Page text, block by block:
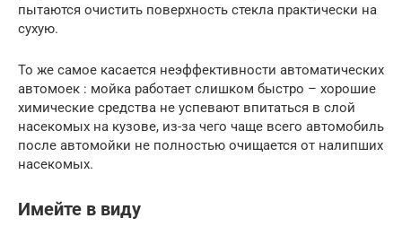
пытаются очистить поверхность стекла практически на
сухую.
То же самое касается неэффективности автоматических
автомоек : мойка работает слишком быстро – хорошие
химические средства не успевают впитаться в слой
насекомых на кузове, из-за чего чаще всего автомобиль
после автомойки не полностью очищается от налипших
насекомых.
Имейте в виду